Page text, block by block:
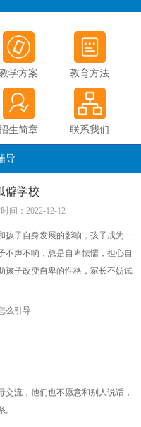
学方案 教育方法
生简章 联系我们
导
僻学校
间：2022-12-12
子自身发展的影响，孩子成为一
不声不响，总是自卑怯懦，担心自
孩子改变自卑的性格，家长不妨试
流，他们也不愿意和别人说话，